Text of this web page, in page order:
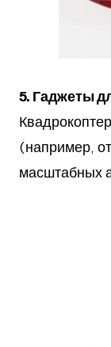
5. Гаджеты
(например,
масштабных